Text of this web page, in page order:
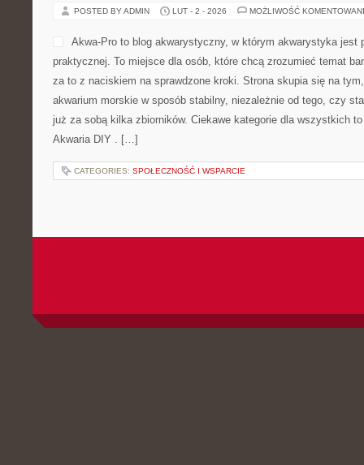
POSTED BY ADMIN LUT - 2 - 2026 MOŻLIWOŚĆ
Akwa-Pro to blog akwarystyczny, w którym akwarystyka jest
praktycznej. To miejsce dla osób, które chcą zrozumieć temat
za to z naciskiem na sprawdzone kroki. Strona skupia się na
akwarium morskie w sposób stabilny, niezależnie od tego, czy
już za sobą kilka zbiorników. Ciekawe kategorie dla wszystkich
Akwaria DIY . […]
CATEGORIES: SPOŁECZNOŚĆ I WSPARCIE